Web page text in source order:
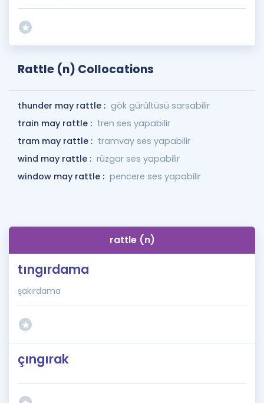
Rattle (n) Collocations
thunder may rattle : gök gürültüsü sarsabilir
train may rattle : tren ses yapabilir
tram may rattle : tramvay ses yapabilir
wind may rattle : rüzgar ses yapabilir
window may rattle : pencere ses yapabilir
rattle (n)
tıngırdama
şakırdama
çıngırak